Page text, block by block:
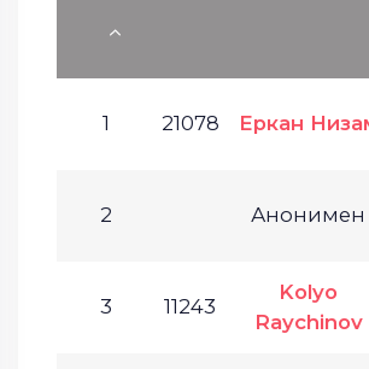
1 21078 Еркан
2 Анонимен
3 11243
Kolyo
Raychinov